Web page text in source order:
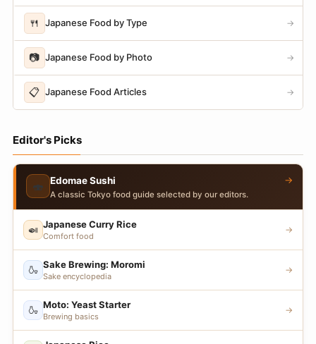
🍴 Japanese Food by Type →
📷 Japanese Food by Photo →
📋 Japanese Food Articles →
Editor's Picks
🍣 Edomae Sushi
A classic Tokyo food guide selected by our editors.
→
🍛 Japanese Curry Rice
Comfort food
→
🍶 Sake Brewing: Moromi
Sake encyclopedia
→
🍶 Moto: Yeast Starter
Brewing basics
→